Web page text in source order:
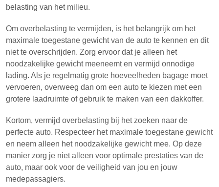
belasting van het milieu.
Om overbelasting te vermijden, is het belangrijk om het
maximale toegestane gewicht van de auto te kennen en dit
niet te overschrijden. Zorg ervoor dat je alleen het
noodzakelijke gewicht meeneemt en vermijd onnodige
lading. Als je regelmatig grote hoeveelheden bagage moet
vervoeren, overweeg dan om een auto te kiezen met een
grotere laadruimte of gebruik te maken van een dakkoffer.
Kortom, vermijd overbelasting bij het zoeken naar de
perfecte auto. Respecteer het maximale toegestane gewicht
en neem alleen het noodzakelijke gewicht mee. Op deze
manier zorg je niet alleen voor optimale prestaties van de
auto, maar ook voor de veiligheid van jou en jouw
medepassagiers.